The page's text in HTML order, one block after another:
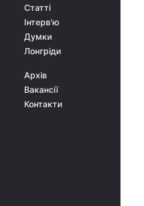
Статті
Інтерв'ю
Думки
Лонгріди
Архів
Вакансії
Контакти